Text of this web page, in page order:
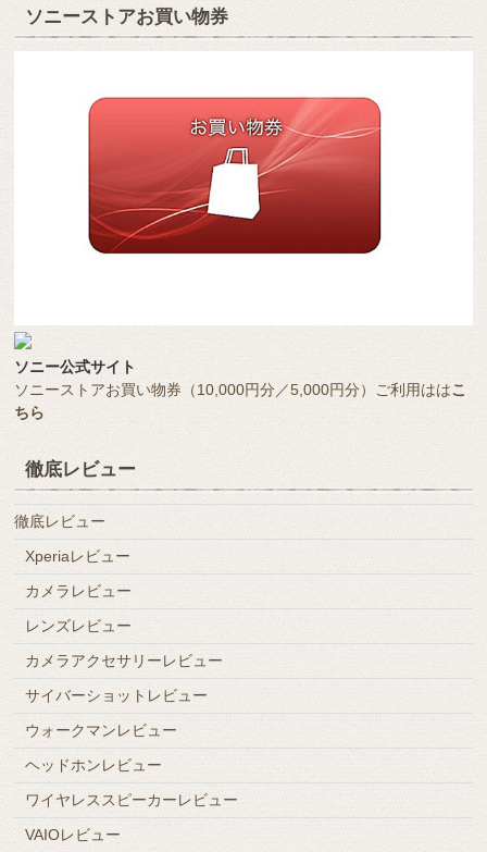
ソニーストアお買い物券
ソニー公式サイト
ソニーストアお買い物券（10,000円分／5,000円分）ご利用ははこ
ちら
徹底レビュー
徹底レビュー
Xperiaレビュー
カメラレビュー
レンズレビュー
カメラアクセサリーレビュー
サイバーショットレビュー
ウォークマンレビュー
ヘッドホンレビュー
ワイヤレススピーカーレビュー
VAIOレビュー